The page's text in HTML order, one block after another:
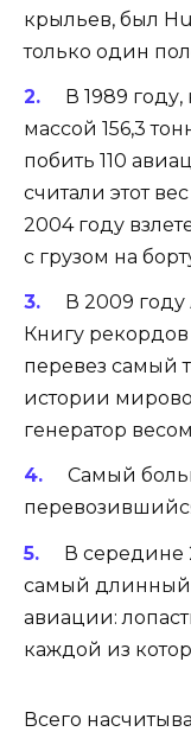
крыльев, был
только один
В 1989 году,
массой 156,3
побить 110
считали этот
2004 году
с грузом на
В 2009 году
Книгу рекордов
перевез самый
истории
генератор
Самый
В середине
самый длинный
авиации:
каждой из
Всего